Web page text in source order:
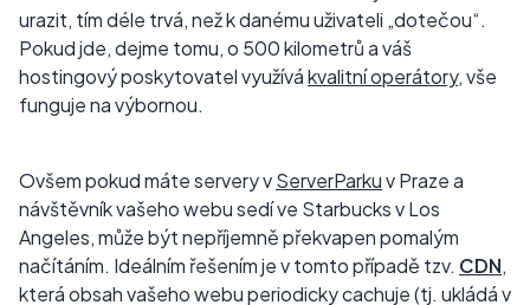
urazit, tím déle trvá, než k danému uživateli „dotečou“.
Pokud jde, dejme tomu, o 500 kilometrů a váš
hostingový poskytovatel využívákvalitní operátory, vše
funguje na výbornou.
Ovšem pokud máte servery vServerParkuv Praze a
návštěvník vašeho webu sedí ve Starbucks v Los
Angeles, může být nepříjemně překvapen pomalým
načítáním. Ideálním řešením je v tomto případě tzv. CDN,
která obsah vašeho webu periodicky cachuje (tj. ukládá v